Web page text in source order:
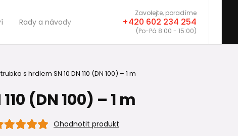
Rady a návody
Zavolejte, poradíme
+420 602 234 254
(Po-Pá 8:00 - 15:00)
s hrdlem SN 10 DN 110 (DN 100) – 1 m
(DN 100) – 1 m
Ohodnotit produkt